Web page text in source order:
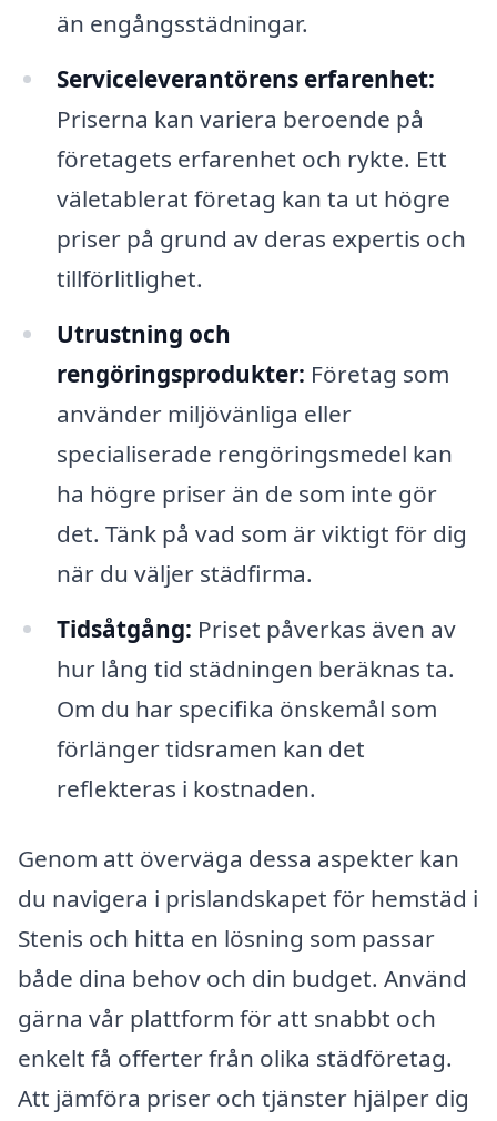
än engångsstädningar.
Serviceleverantörens erfarenhet:
Priserna kan variera beroende på
företagets erfarenhet och rykte. Ett
väletablerat företag kan ta ut högre
priser på grund av deras expertis och
tillförlitlighet.
Utrustning och
rengöringsprodukter: Företag som
använder miljövänliga eller
specialiserade rengöringsmedel kan
ha högre priser än de som inte gör
det. Tänk på vad som är viktigt för dig
när du väljer städfirma.
Tidsåtgång: Priset påverkas även av
hur lång tid städningen beräknas ta.
Om du har specifika önskemål som
förlänger tidsramen kan det
reflekteras i kostnaden.
Genom att överväga dessa aspekter kan
du navigera i prislandskapet för hemstäd i
Stenis och hitta en lösning som passar
både dina behov och din budget. Använd
gärna vår plattform för att snabbt och
enkelt få offerter från olika städföretag.
Att jämföra priser och tjänster hjälper dig